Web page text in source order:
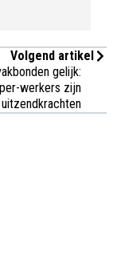
Volgend artikel
gelijk:
werkers zijn
uitzendkrachten